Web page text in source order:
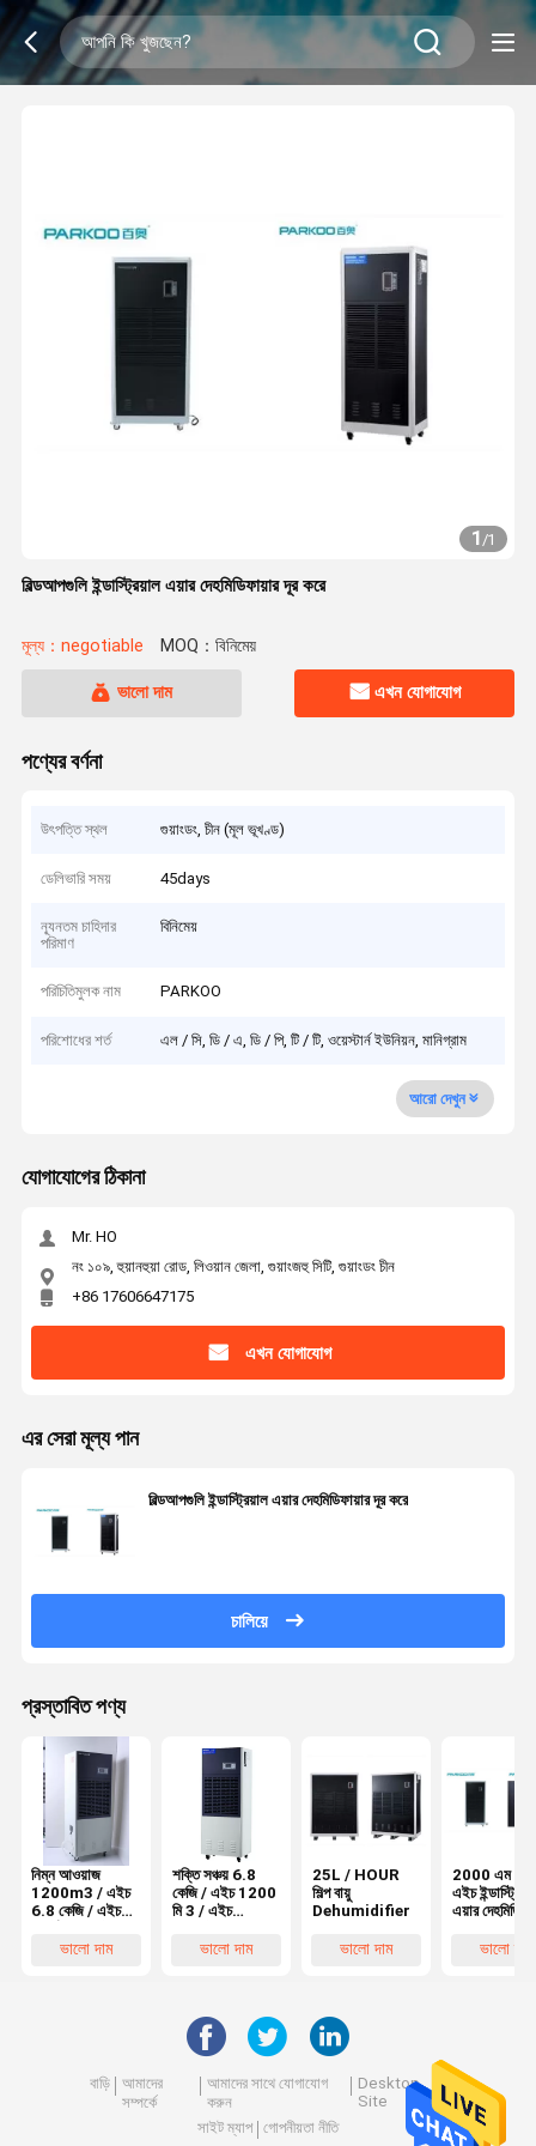
1/1
বিল্ডআপগুলি ইন্ডাস্ট্রিয়াল এয়ার দেহমিডিফায়ার দূর করে
মূল্য：negotiable MOQ：বিনিমেয়
ভালো দাম এখন যোগাযোগ
পণ্যের বর্ণনা
উৎপত্তি স্থল গুয়াংডং, চীন (মূল ভূখণ্ড)
ডেলিভারি সময় 45days
ন্যূনতম চাহিদার
পরিমাণ
বিনিমেয়
পরিচিতিমুলক নাম PARKOO
পরিশোধের শর্ত এল / সি, ডি / এ, ডি / পি, টি / টি, ওয়েস্টার্ন ইউনিয়ন, মানিগ্রাম
আরো দেখুন
যোগাযোগের ঠিকানা
Mr. HO
নং ১০৯, হুয়ানহুয়া রোড, লিওয়ান জেলা, গুয়াংজহু সিটি, গুয়াংডং চীন
+86 17606647175
এখন যোগাযোগ
এর সেরা মূল্য পান
বিল্ডআপগুলি ইন্ডাস্ট্রিয়াল এয়ার দেহমিডিফায়ার দূর করে
চালিয়ে
প্রস্তাবিত পণ্য
নিম্ন আওয়াজ
1200m3 / এইচ
6.8 কেজি / এইচ
ডিহমিডিফায়ার
ভালো দাম
শক্তি সঞ্চয় 6.8
কেজি / এইচ 1200
মি 3 / এইচ
দেহমিডিফায়ার id
ভালো দাম
25L / HOUR
শিল্প বায়ু
Dehumidifier
ভালো দাম
2000 এম 3 /
এইচ
এয়ার
ভালো দাম
বাড়ি
আমাদের
সম্পর্কে
আমাদের সাথে যোগাযোগ
করুন
Desktop
Site
সাইট ম্যাপ
গোপনীয়তা নীতি